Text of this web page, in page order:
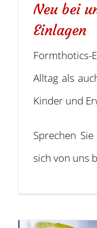
Neu bei
Einlagen
Formthotics-
Alltag als
Kinder und
Sprechen
sich von uns